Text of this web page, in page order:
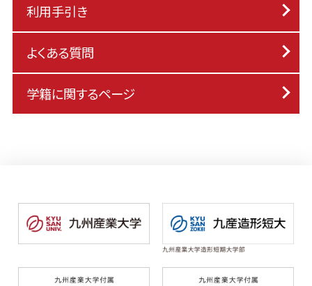
利用手引き
よくある質問
学籍に関するページ